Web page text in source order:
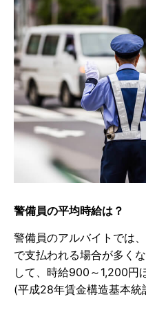
警備員の平均時給は？
警備員のアルバイトでは
で支払われる場合が多く
して、時給900～1,200円
(平成28年賃金構造基本統